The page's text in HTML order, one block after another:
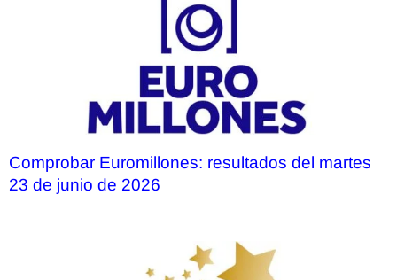
Comprobar Euromillones: resultados del martes
23 de junio de 2026